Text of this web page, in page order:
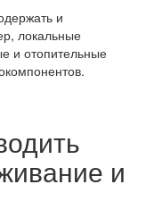
и
локальные
и отопительные
и